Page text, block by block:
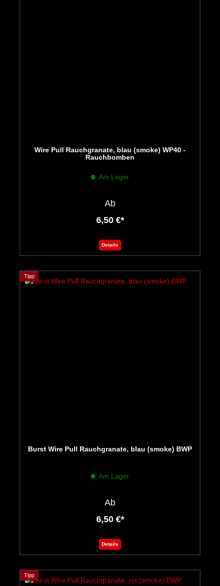
Wire Pull Rauchgranate, blau (smoke) WP40 -
Rauchbomben
Am Lager
Ab
6,50 €*
Details
Tipp
Burst Wire Pull Rauchgranate, blau (smoke) BWP
Am Lager
Ab
6,50 €*
Details
Tipp